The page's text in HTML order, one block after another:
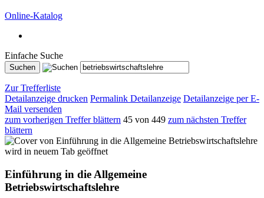
Online-Katalog
Einfache Suche
Zur Trefferliste
Detailanzeige drucken Permalink Detailanzeige Detailanzeige per E-
Mail versenden
zum vorherigen Treffer blättern 45 von 449 zum nächsten Treffer
blättern
wird in neuem Tab geöffnet
Einführung in die Allgemeine
Betriebswirtschaftslehre